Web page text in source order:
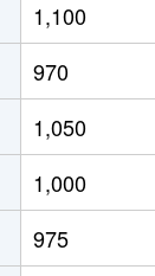
1,100
970
1,050
1,000
975